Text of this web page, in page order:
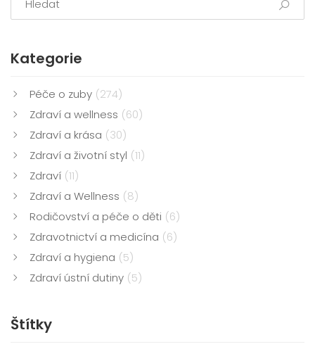
Kategorie
Péče o zuby (274)
Zdraví a wellness (60)
Zdraví a krása (30)
Zdraví a životní styl (11)
Zdraví (11)
Zdraví a Wellness (8)
Rodičovství a péče o děti (6)
Zdravotnictví a medicína (6)
Zdraví a hygiena (5)
Zdraví ústní dutiny (5)
Štítky